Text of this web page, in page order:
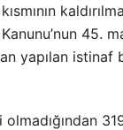
45.
yapılan istinaf